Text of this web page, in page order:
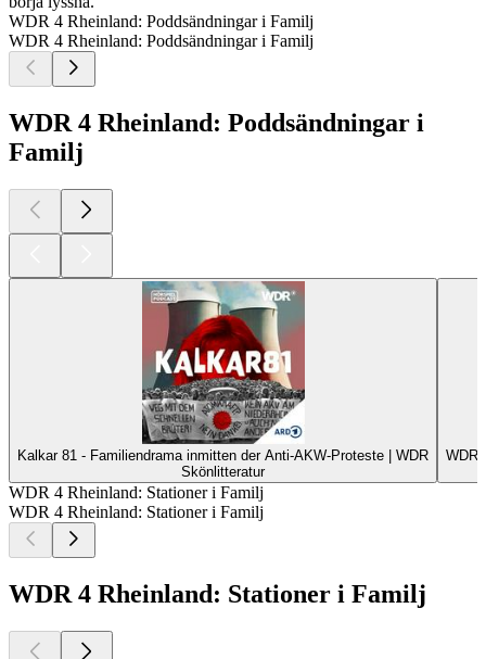
WDR 4 Rheinland: Poddsändningar i Familj
WDR 4 Rheinland: Poddsändningar i Familj
WDR 4 Rheinland: Poddsändningar i
Familj
Kalkar 81 - Familiendrama inmitten der Anti-AKW-Proteste | WDR
Skönlitteratur
WDR
WDR 4 Rheinland: Stationer i Familj
WDR 4 Rheinland: Stationer i Familj
WDR 4 Rheinland: Stationer i Familj